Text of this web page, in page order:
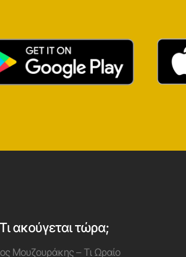
Τι ακούγεται τώρα;
Μουζουράκης – Τι Ωραίο